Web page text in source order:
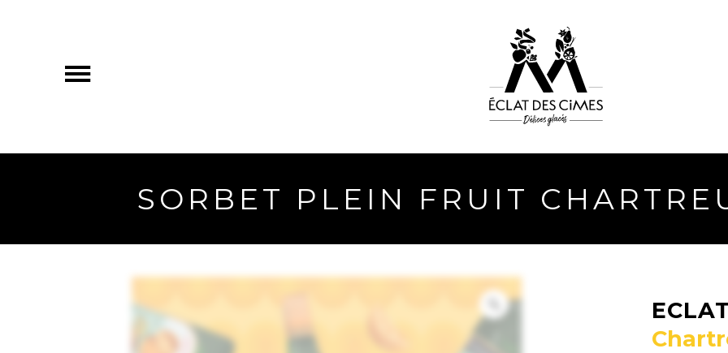
SORBET PLEIN FRUIT